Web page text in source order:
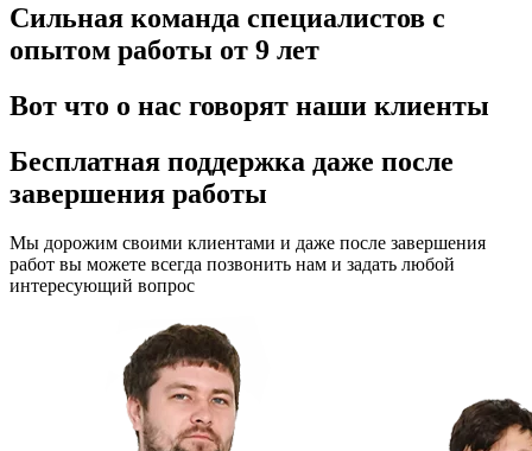
Сильная команда специалистов с
опытом работы от 9 лет
Вот что о нас говорят наши клиенты
Бесплатная поддержка даже после
завершения работы
Мы дорожим своими клиентами и даже после завершения
работ вы можете всегда позвонить нам и задать любой
интересующий вопрос